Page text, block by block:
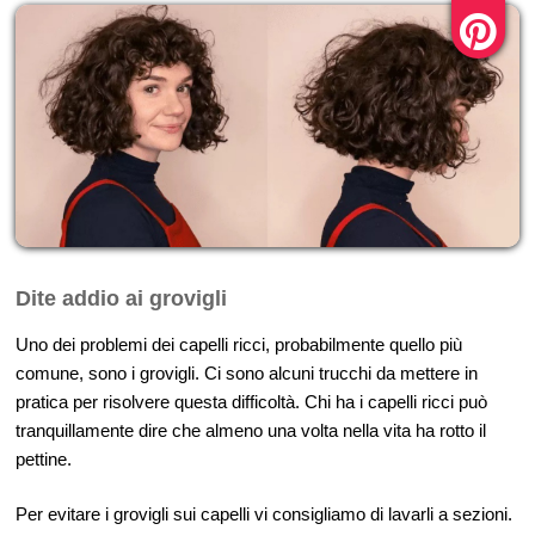
Dite addio ai grovigli
Uno dei problemi dei capelli ricci, probabilmente quello più
comune, sono i grovigli. Ci sono alcuni trucchi da mettere in
pratica per risolvere questa difficoltà. Chi ha i capelli ricci può
tranquillamente dire che almeno una volta nella vita ha rotto il
pettine.
Per evitare i grovigli sui capelli vi consigliamo di lavarli a sezioni.